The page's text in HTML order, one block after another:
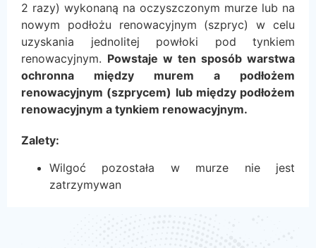
2 razy) wykonaną na oczyszczonym murze lub na
nowym podłożu renowacyjnym (szpryc) w celu
uzyskania jednolitej powłoki pod tynkiem
renowacyjnym. Powstaje w ten sposób warstwa
ochronna między murem a podłożem
renowacyjnym (szprycem) lub między podłożem
renowacyjnym a tynkiem renowacyjnym.
Zalety:
Wilgoć pozostała w murze nie jest
zatrzymywan